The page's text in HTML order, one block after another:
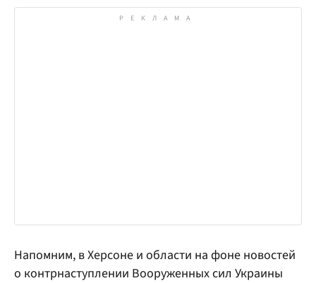
Напомним, в Херсоне и области на фоне новостей
о контрнаступлении Вооруженных сил Украины